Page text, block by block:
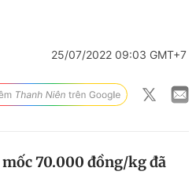
25/07/2022 09:03 GMT+7
70.000 đồng/kg đã